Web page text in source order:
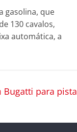
gasolina, que
130 cavalos,
automática, a
Bugatti para pista